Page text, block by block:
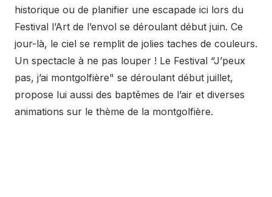
historique ou de planifier une escapade ici lors du
Festival l’Art de l’envol se déroulant début juin. Ce
jour-là, le ciel se remplit de jolies taches de couleurs.
Un spectacle à ne pas louper ! Le Festival “J’peux
pas, j’ai montgolfière" se déroulant début juillet,
propose lui aussi des baptêmes de l’air et diverses
animations sur le thème de la montgolfière.